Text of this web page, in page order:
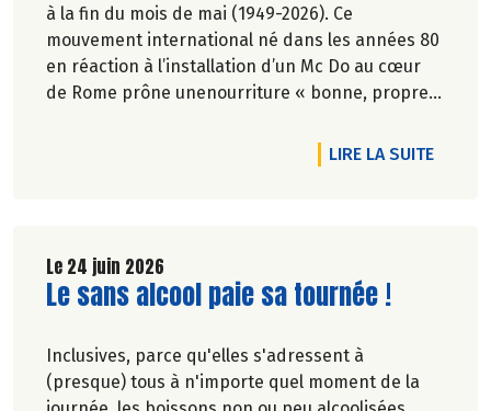
à la fin du mois de mai (1949-2026). Ce
mouvement international né dans les années 80
en réaction à l’installation d’un Mc Do au cœur
de Rome prône unenourriture « bonne, propre
republions ici l’entretien qu’il avait accordé
àCulture Bioen 2018,et qui reste totalement
LIRE LA SUITEDE
Le 24 juin 2026
Lire la suite de l'article
Le sans alcool paie sa tournée !
Inclusives, parce qu'elles s'adressent à
(presque) tous à n'importe quel moment de la